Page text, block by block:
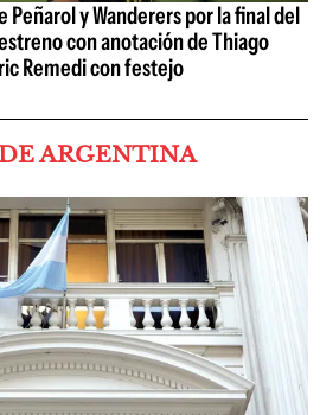
Peñarol y Wanderers por la final del
con anotación de Thiago
Remedi con festejo
ARGENTINA